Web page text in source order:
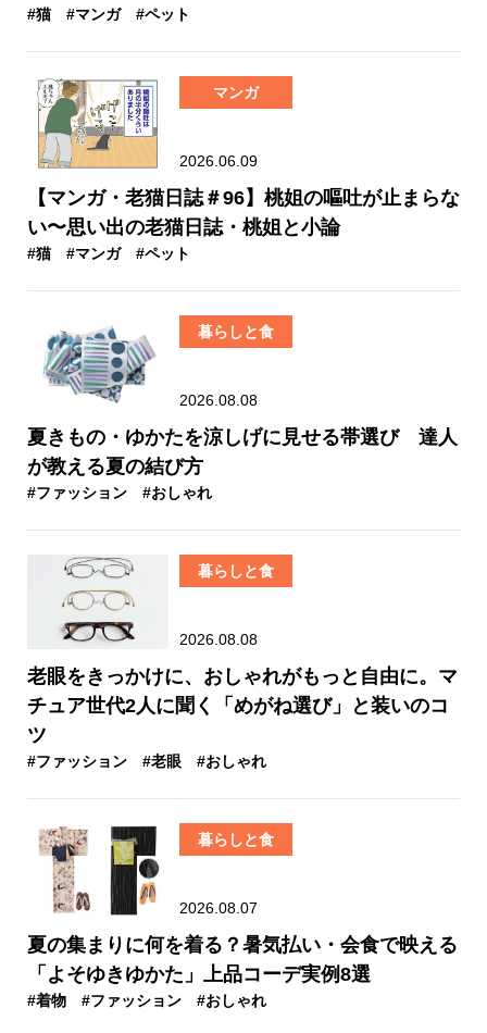
#猫 #マンガ #ペット
マンガ
2026.06.09
【マンガ・老猫日誌＃96】桃姐の嘔吐が止まらな
い〜思い出の老猫日誌・桃姐と小論
#猫 #マンガ #ペット
暮らしと食
2026.08.08
夏きもの・ゆかたを涼しげに見せる帯選び 達人
が教える夏の結び方
#ファッション #おしゃれ
暮らしと食
2026.08.08
老眼をきっかけに、おしゃれがもっと自由に。マ
チュア世代2人に聞く「めがね選び」と装いのコ
ツ
#ファッション #老眼 #おしゃれ
暮らしと食
2026.08.07
夏の集まりに何を着る？暑気払い・会食で映える
「よそゆきゆかた」上品コーデ実例8選
#着物 #ファッション #おしゃれ